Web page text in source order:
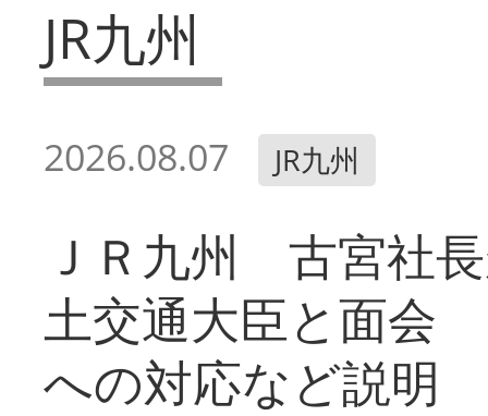
JR九州
2026.08.07 JR九州
ＪＲ九州 古宮社
土交通大臣と面会
への対応など説明